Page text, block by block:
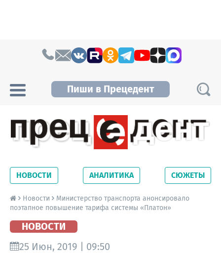
Пиши в Прецедент
Новосибирской области. Читайте свежие
новости на сайте сетевого издания
Precedent.
НОВОСТИ АНАЛИТИКА СЮЖЕТЫ
Новости
Министерство транспорта анонсировало
поэтапное повышение тарифа системы «Платон»
НОВОСТИ
25 Июн, 2019 | 09:50